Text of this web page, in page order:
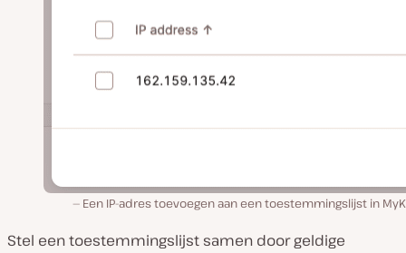
Een IP-adres toevoegen aan een toestemmingslijst in
Stel een toestemmingslijst samen door geldige